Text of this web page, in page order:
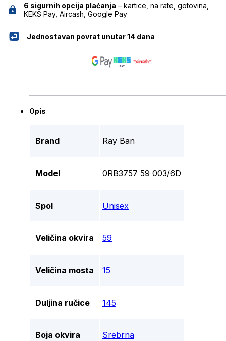
6 sigurnih opcija plaćanja – kartice, na rate, gotovina,
KEKS Pay, Aircash, Google Pay
Jednostavan povrat unutar 14 dana
Opis
Brand Ray Ban
Model 0RB3757 59 003/6D
Spol Unisex
Veličina okvira 59
Veličina mosta 15
Duljina ručice 145
Boja okvira Srebrna